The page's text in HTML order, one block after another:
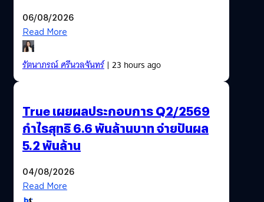
06/08/2026
Read More
รัตนาภรณ์ ศรีนวลจันทร์| 23 hours ago
True เผยผลประกอบการ Q2/2569
กำไรสุทธิ 6.6 พันล้านบาท จ่ายปันผล
5.2 พันล้าน
04/08/2026
Read More